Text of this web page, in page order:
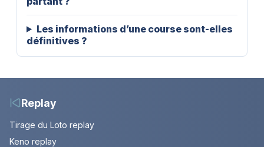
Les informations d’une course sont-elles
définitives ?
Replay
Tirage du Loto replay
Keno replay